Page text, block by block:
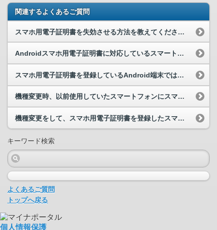
関連するよくあるご質問
スマホ用電子証明書を失効させる方法を教えてください。
Androidスマホ用電子証明書に対応しているスマートフォンを教えてください。
スマホ用電子証明書を登録しているAndroid端末ではなく、別の端末（Android端末、iP...
機種変更時、以前使用していたスマートフォンにスマホ用電子証明書を残し続けたまま、新しいスマート...
機種変更をして、スマホ用電子証明書を登録したスマートフォンを失効手続前に処分してしまいました。...
キーワード検索
よくあるご質問
トップへ戻る
個人情報保護